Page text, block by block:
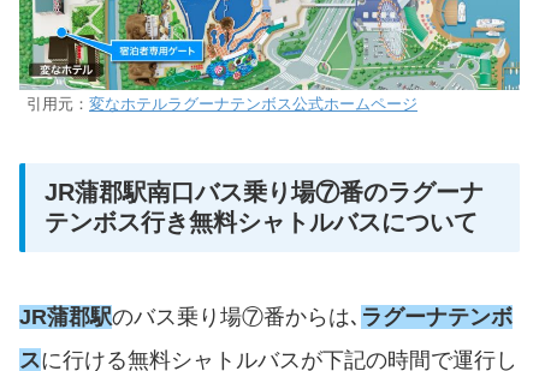
引用元： 変なホテルラグーナテンボス公式ホームページ
JR蒲郡駅南口バス乗り場⑦番のラグーナ
テンボス行き無料シャトルバスについて
JR蒲郡駅のバス乗り場⑦番からは､ ラグーナテンボ
スに行ける無料シャトルバスが下記の時間で運行し